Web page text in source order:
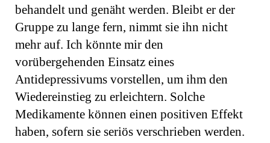
behandelt und genäht werden. Bleibt er der
Gruppe zu lange fern, nimmt sie ihn nicht
mehr auf. Ich könnte mir den
vorübergehenden Einsatz eines
Antidepressivums vorstellen, um ihm den
Wiedereinstieg zu erleichtern. Solche
Medikamente können einen positiven Effekt
haben, sofern sie seriös verschrieben werden.